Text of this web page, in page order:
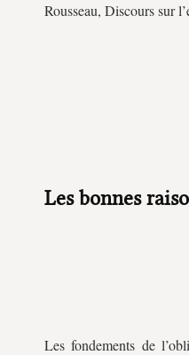
Rousseau, Discours sur
Les bonnes
Les fondements de